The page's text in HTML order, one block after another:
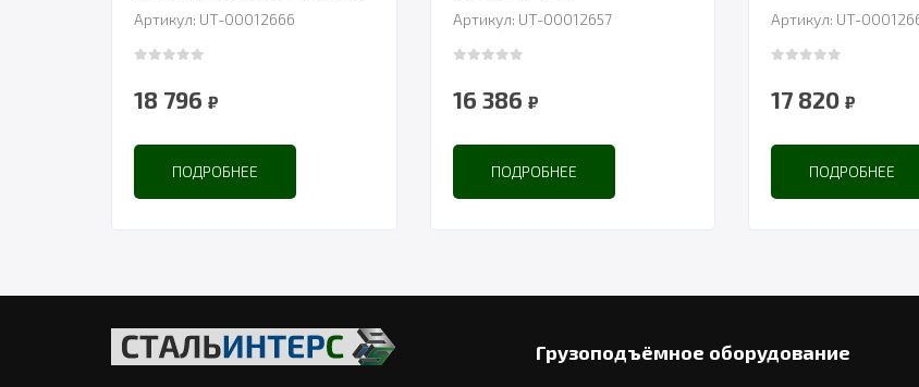
300
Артикул: UT-00012666
18 796 ₽
ПОДРОБНЕЕ
Артикул: UT-00012657
16 386 ₽
ПОДРОБНЕЕ
Артикул: UT-
17 820 ₽
ПОДРОБНЕЕ
Грузоподъёмное оборудование